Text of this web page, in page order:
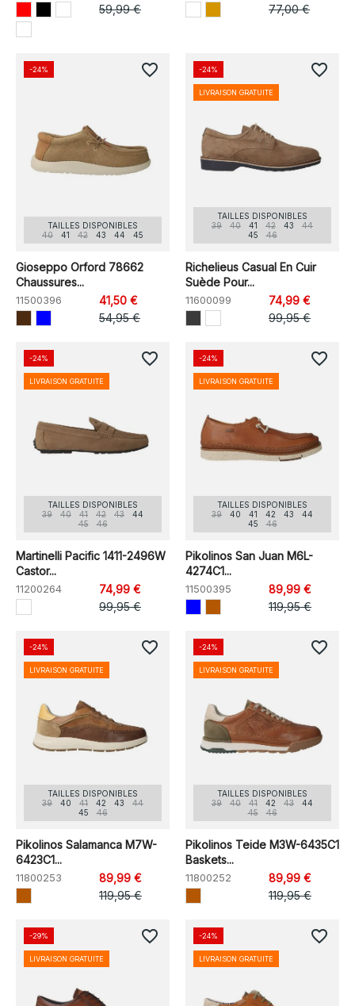
59,99 €
77,00 €
TAILLES DISPONIBLES
40
41 42 43 44 45
Gioseppo Orford 78662
Chaussures...
11500396
41,50 €
54,95 €
-24% favorite_border
TAILLES DISPONIBLES
39
40 41 42 43
44
45
46
Richelieus Casual En Cuir
Suède Pour...
11600099
74,99 €
99,95 €
-24%
LIVRAISON GRATUITE
favorite_border
TAILLES DISPONIBLES
39
40 41 42 43
44
45
46
Martinelli Pacific 1411-2496W
Castor...
11200264
74,99 €
99,95 €
-24%
LIVRAISON GRATUITE
favorite_border
TAILLES DISPONIBLES
39
40 41 42 43
44
45
46
Pikolinos San Juan M6L-
4274C1...
11500395
89,99 €
119,95 €
-24%
LIVRAISON GRATUITE
favorite_border
TAILLES DISPONIBLES
39
40 41 42 43
44
45
46
Pikolinos Salamanca M7W-
6423C1...
11800253
89,99 €
119,95 €
-24%
LIVRAISON GRATUITE
favorite_border
TAILLES DISPONIBLES
39
40 41 42 43
44
45
46
Pikolinos Teide M3W-6435C1
Baskets...
11800252
89,99 €
119,95 €
-24%
LIVRAISON GRATUITE
favorite_border
-29%
LIVRAISON GRATUITE
favorite_border -24%
LIVRAISON GRATUITE
favorite_border